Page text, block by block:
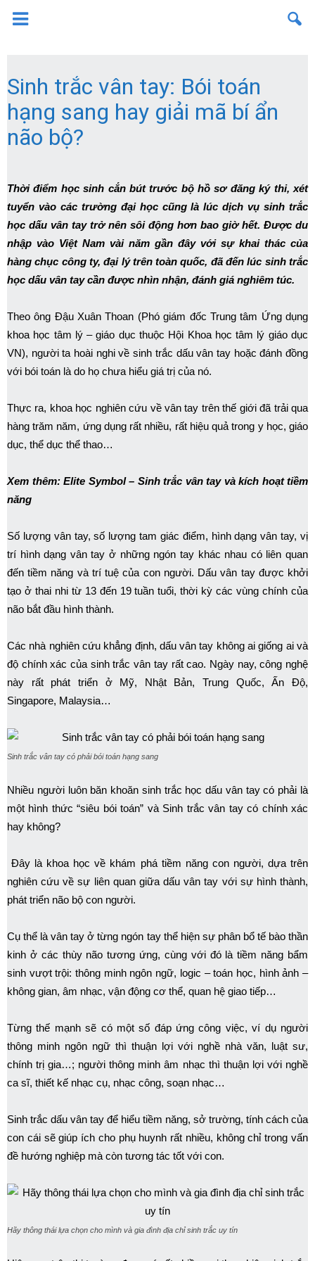
Sinh trắc vân tay: Bói toán
hạng sang hay giải mã bí ẩn
não bộ?
Thời điểm học sinh cắn bút trước bộ hồ sơ đăng ký thi, xét
tuyển vào các trường đại học cũng là lúc dịch vụ sinh trắc
học dấu vân tay trở nên sôi động hơn bao giờ hết. Được du
nhập vào Việt Nam vài năm gần đây với sự khai thác của
hàng chục công ty, đại lý trên toàn quốc, đã đến lúc sinh trắc
học dấu vân tay cần được nhìn nhận, đánh giá nghiêm túc.
Theo ông Đậu Xuân Thoan (Phó giám đốc Trung tâm Ứng dụng
khoa học tâm lý – giáo dục thuộc Hội Khoa học tâm lý giáo dục
VN), người ta hoài nghi về sinh trắc dấu vân tay hoặc đánh đồng
với bói toán là do họ chưa hiểu giá trị của nó.
Thực ra, khoa học nghiên cứu về vân tay trên thế giới đã trải qua
hàng trăm năm, ứng dụng rất nhiều, rất hiệu quả trong y học, giáo
dục, thể dục thể thao…
Xem thêm: Elite Symbol – Sinh trắc vân tay và kích hoạt tiềm
năng
Số lượng vân tay, số lượng tam giác điểm, hình dạng vân tay, vị
trí hình dạng vân tay ở những ngón tay khác nhau có liên quan
đến tiềm năng và trí tuệ của con người. Dấu vân tay được khởi
tạo ở thai nhi từ 13 đến 19 tuần tuổi, thời kỳ các vùng chính của
não bắt đầu hình thành.
Các nhà nghiên cứu khẳng định, dấu vân tay không ai giống ai và
độ chính xác của sinh trắc vân tay rất cao. Ngày nay, công nghệ
này rất phát triển ở Mỹ, Nhật Bản, Trung Quốc, Ấn Độ,
Singapore, Malaysia…
Sinh trắc vân tay có phải bói toán hạng sang
Nhiều người luôn băn khoăn sinh trắc học dấu vân tay có phải là
một hình thức “siêu bói toán” và Sinh trắc vân tay có chính xác
hay không?
Đây là khoa học về khám phá tiềm năng con người, dựa trên
nghiên cứu về sự liên quan giữa dấu vân tay với sự hình thành,
phát triển não bộ con người.
Cụ thể là vân tay ở từng ngón tay thể hiện sự phân bổ tế bào thần
kinh ở các thùy não tương ứng, cùng với đó là tiềm năng bẩm
sinh vượt trội: thông minh ngôn ngữ, logic – toán học, hình ảnh –
không gian, âm nhạc, vận động cơ thể, quan hệ giao tiếp…
Từng thế mạnh sẽ có một số đáp ứng công việc, ví dụ người
thông minh ngôn ngữ thì thuận lợi với nghề nhà văn, luật sư,
chính trị gia…; người thông minh âm nhạc thì thuận lợi với nghề
ca sĩ, thiết kế nhạc cụ, nhạc công, soạn nhạc…
Sinh trắc dấu vân tay để hiểu tiềm năng, sở trường, tính cách của
con cái sẽ giúp ích cho phụ huynh rất nhiều, không chỉ trong vấn
đề hướng nghiệp mà còn tương tác tốt với con.
Hãy thông thái lựa chọn cho mình và gia đình địa chỉ sinh trắc uy tín